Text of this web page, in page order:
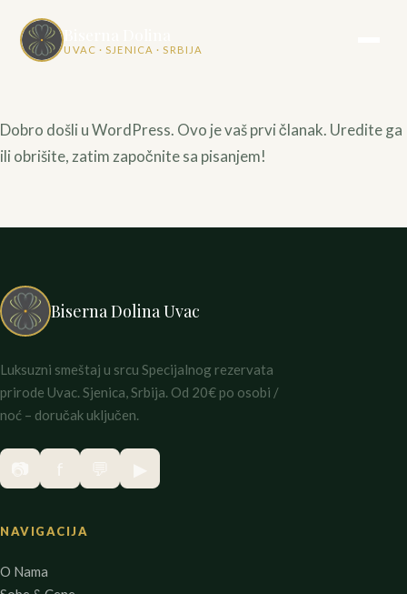
UVAC · SJENICA · SRBIJA
Dobro došli u WordPress. Ovo je vaš prvi članak. Uredite ga
ili obrišite, zatim započnite sa pisanjem!
Biserna Dolina Uvac
Luksuzni smeštaj u srcu Specijalnog rezervata
prirode Uvac. Sjenica, Srbija. Od 20€ po osobi /
noć – doručak uključen.
NAVIGACIJA
O Nama